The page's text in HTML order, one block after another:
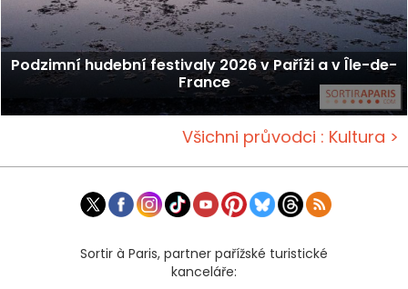
Podzimní hudební festivaly 2026 v Paříži a v Île-de-
France
Všichni průvodci : Kultura >
Sortir à Paris, partner pařížské turistické
kanceláře: